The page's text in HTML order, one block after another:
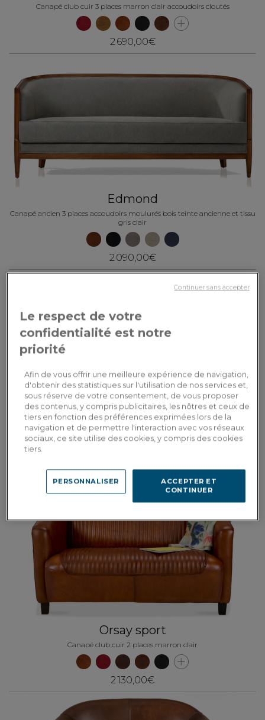
Canapé club cuir 3 places marron clair accoudoirs cloutés
2 690,00€
Edmond
Canapé ancien 3 places accoudoirs moulurés bois teinte ancienne et tissu
gris clair
2 090,00€
Edmond
Canapé ancien 2 places accoudoirs moulurés bois teinte ancienne et tissu
gris clair
1 550,00€
Orsay sport
Canapé club cuir 2 places marron clair
2 130,00€
Le respect de votre
confidentialité est notre
priorité
Afin de vous offrir une meilleure expérience de navigation,
d'obtenir des statistiques sur l'utilisation de nos services et,
sous réserve de votre consentement, de vous proposer
des contenus, y compris publicitaires, les nôtres et ceux de
tiers en fonction des préférences exprimées lors de la
navigation et de permettre l'interaction avec vos réseaux
sociaux, ce site utilise des cookies, y compris des cookies
tiers.
ACCEPTER ET
CONTINUER
PERSONNALISER
Continuer sans accepter